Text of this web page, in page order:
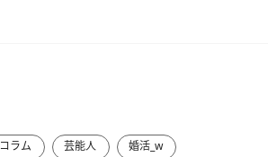
コラム 芸能人
婚活_w